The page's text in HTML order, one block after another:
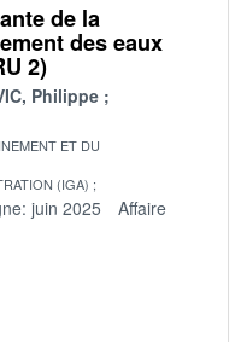
de la
des eaux
2)
Philippe
ET DU
(IGA)
juin 2025
Affaire